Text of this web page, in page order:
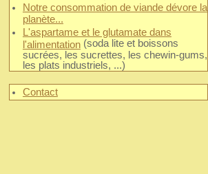
Notre consommation de viande dévore la
planète...
L'aspartame et le glutamate dans
l'alimentation(soda lite et boissons
sucrées, les sucrettes, les chewin-gums,
les plats industriels, ...)
Contact